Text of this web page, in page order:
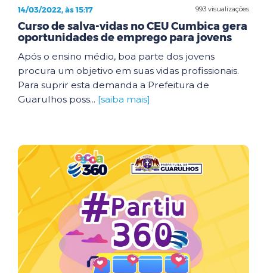
993 visualizações
14/03/2022, às 15:17
Curso de salva-vidas no CEU Cumbica gera
oportunidades de emprego para jovens
Após o ensino médio, boa parte dos jovens
procura um objetivo em suas vidas profissionais.
Para suprir esta demanda a Prefeitura de
Guarulhos poss... [saiba mais]